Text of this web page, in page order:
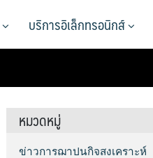
บริการอิเล็กทรอนิกส์
หมวดหมู่
ข่าวการฌาปนกิจสงเคราะห์